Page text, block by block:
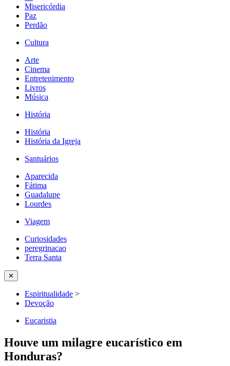
Misericórdia
Paz
Perdão
Cultura
Arte
Cinema
Entretenimento
Livros
Música
História
História
História da Igreja
Santuários
Aparecida
Fátima
Guadalupe
Lourdes
Viagem
Curiosidades
peregrinacao
Terra Santa
✕
Espiritualidade >
Devoção
Eucaristia
Houve um milagre eucarístico em
Honduras?